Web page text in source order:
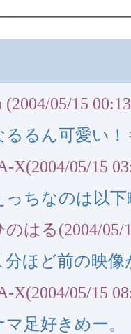
(2004/05/15
るるん可愛い
X(2004/05/15
っちなのは以下
のはる(2004/05/
分ほど前の映
X(2004/05/15
マ足好きめー。